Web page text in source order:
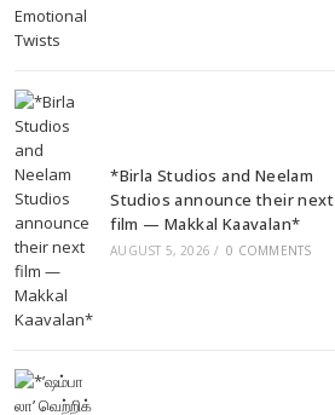
*Birla Studios and Neelam
Studios announce their next
film — Makkal Kaavalan*
AUGUST 5, 2026 / 0 COMMENTS